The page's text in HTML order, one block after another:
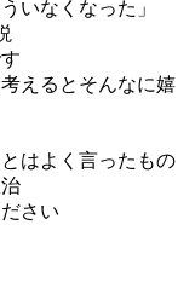
いなくなった」
えるとそんなに嬉
はよく言ったもの
さい